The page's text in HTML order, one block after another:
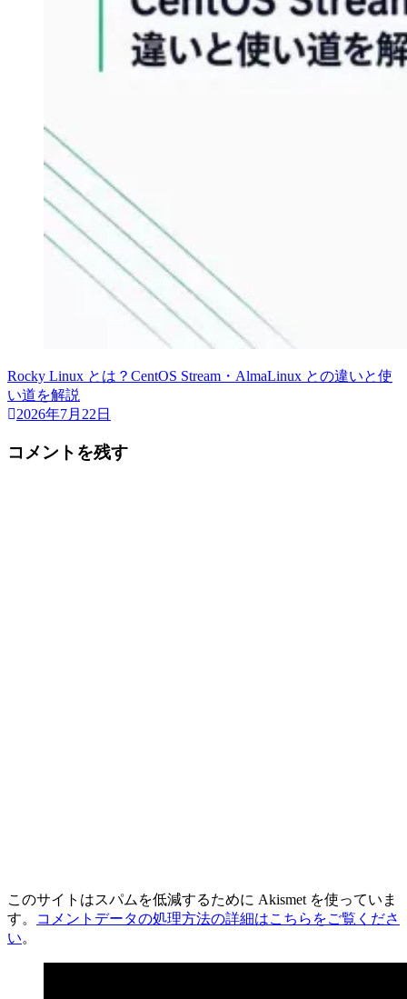
Rocky Linux とは？CentOS Stream・AlmaLinux との違いと使
い道を解説
2026年7月22日
コメントを残す
このサイトはスパムを低減するために Akismet を使っていま
す。
コメントデータの処理方法の詳細はこちらをご覧くださ
い。